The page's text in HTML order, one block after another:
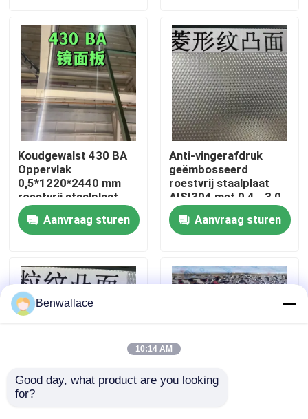
Producten
Video's
Over ons
fabriekstour
Kwaliteitscontrole
Neem contact met ons op
Nieuws
Koudgewalst 430 BA
Oppervlak
0,5*1220*2440 mm
roestvrij staalplaat
met 6K
spiegeloppervlak
Aanvraag sturen
Anti-vingerafdruk
geëmbosseerd
roestvrij staalplaat
AISI304 met 0,4 - 3,0
mm dikte voor
architecturale
toepassingen
Aanvraag sturen
AISI304 Edelstaal
Benwallace
10:14 AM
Good day, what product are you looking
for?